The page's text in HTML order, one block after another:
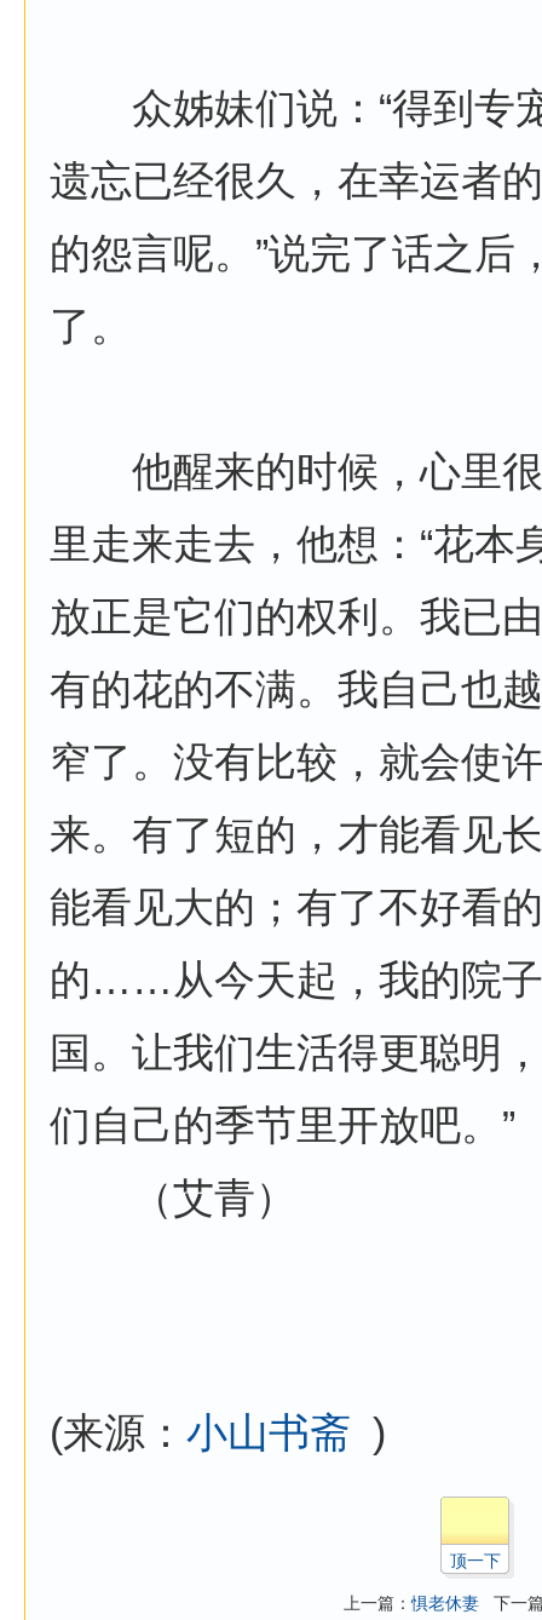
众姊妹们说：“得到专
遗忘已经很久，在幸运者
的怨言呢。”说完了话之后
了。
他醒来的时候，心里很
里走来走去，他想：“花本
放正是它们的权利。我已
有的花的不满。我自己也
窄了。没有比较，就会使
来。有了短的，才能看见
能看见大的；有了不好看
的……从今天起，我的院
国。让我们生活得更聪明
们自己的季节里开放吧。”
（艾青）
(来源： 小山书斋 )
顶一下
上一篇：惧老休妻 下一